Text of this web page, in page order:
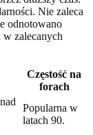
Nie zaleca
odnotowano
zalecanych
Częstość na
forach
Popularna w
latach 90.